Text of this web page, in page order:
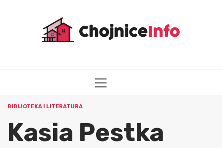
MENU
BIBLIOTEKA I LITERATURA
Kasia Pestka